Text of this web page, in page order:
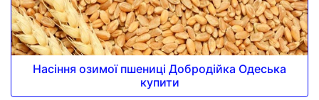
Насіння озимої пшениці Добродійка Одеська
купити